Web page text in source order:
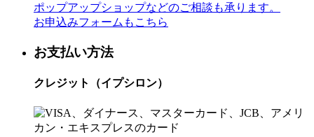
ポップアップショップなどのご相談も承ります。
お申込みフォームもこちら
お支払い方法
クレジット（イプシロン）